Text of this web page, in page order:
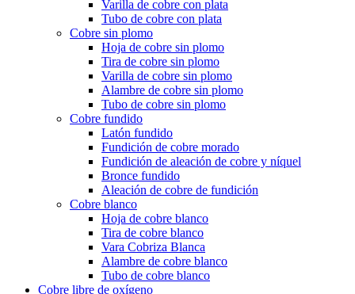
Varilla de cobre con plata
Tubo de cobre con plata
Cobre sin plomo
Hoja de cobre sin plomo
Tira de cobre sin plomo
Varilla de cobre sin plomo
Alambre de cobre sin plomo
Tubo de cobre sin plomo
Cobre fundido
Latón fundido
Fundición de cobre morado
Fundición de aleación de cobre y níquel
Bronce fundido
Aleación de cobre de fundición
Cobre blanco
Hoja de cobre blanco
Tira de cobre blanco
Vara Cobriza Blanca
Alambre de cobre blanco
Tubo de cobre blanco
Cobre libre de oxígeno